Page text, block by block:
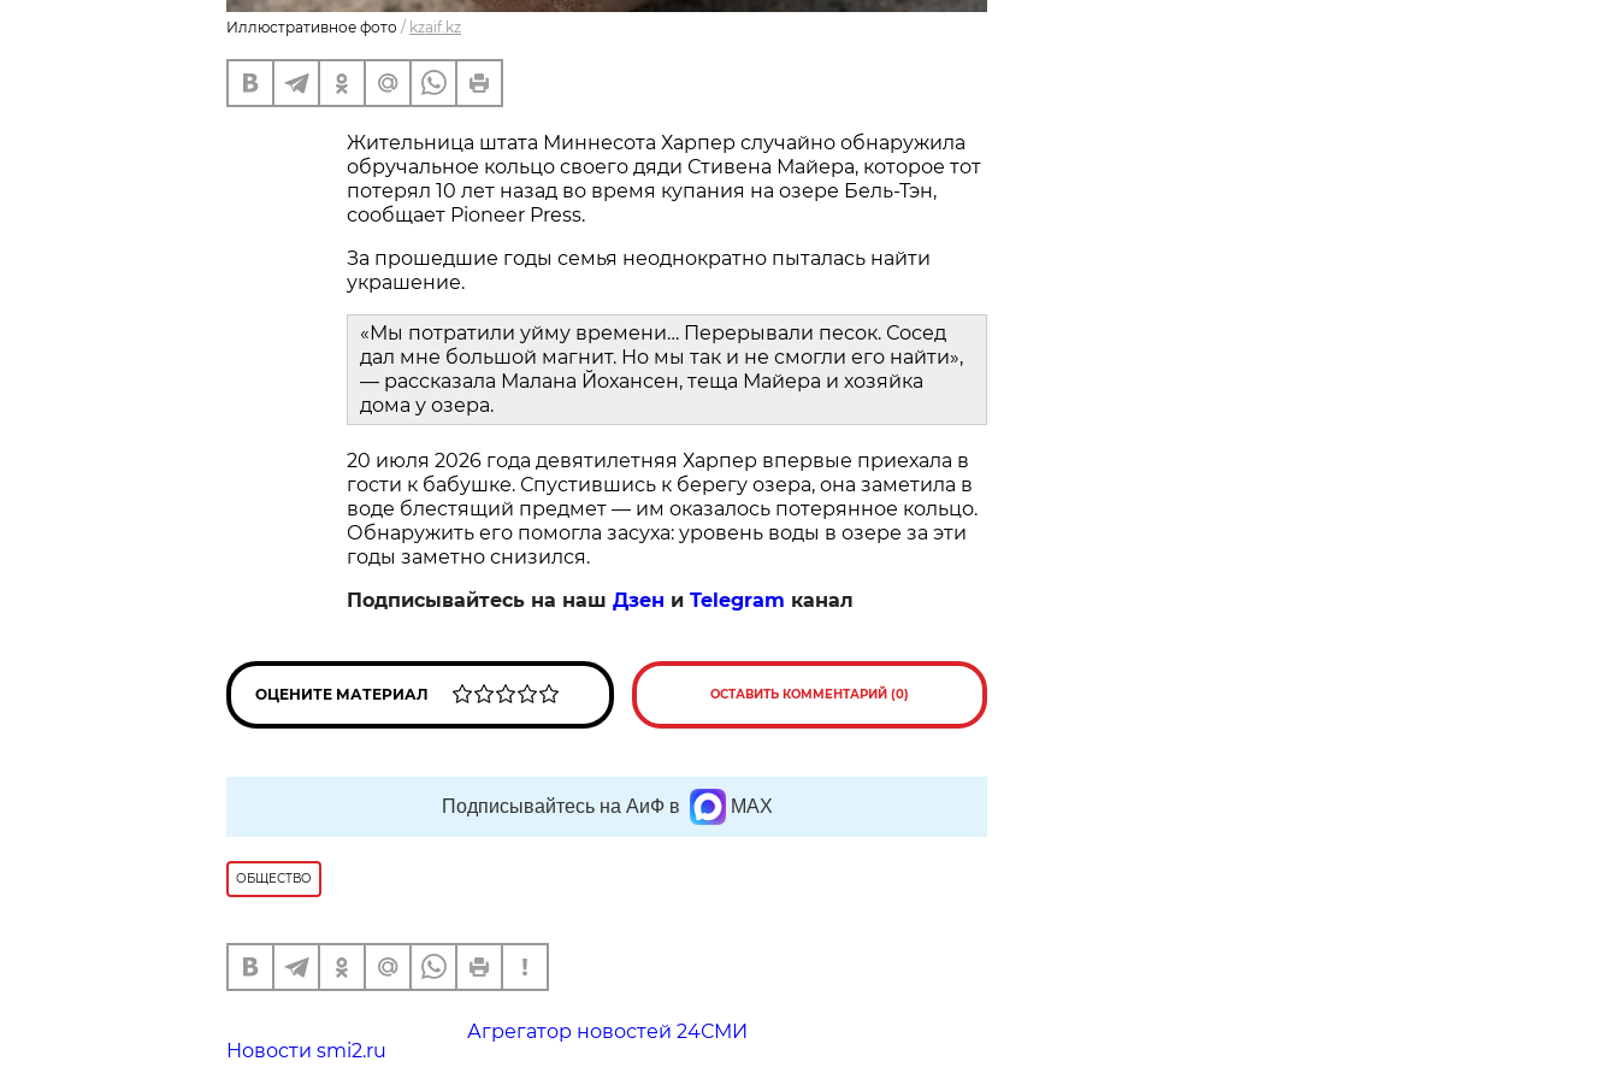
Иллюстративное фото / kzaif.kz
Жительница штата Миннесота Харпер случайно обнаружила
обручальное кольцо своего дяди Стивена Майера, которое тот
потерял 10 лет назад во время купания на озере Бель-Тэн,
сообщает Pioneer Press.
За прошедшие годы семья неоднократно пыталась найти
украшение.
«Мы потратили уйму времени… Перерывали песок. Сосед
дал мне большой магнит. Но мы так и не смогли его найти»,
— рассказала Малана Йохансен, теща Майера и хозяйка
дома у озера.
20 июля 2026 года девятилетняя Харпер впервые приехала в
гости к бабушке. Спустившись к берегу озера, она заметила в
воде блестящий предмет — им оказалось потерянное кольцо.
Обнаружить его помогла засуха: уровень воды в озере за эти
годы заметно снизился.
Подписывайтесь на наш Дзен и Telegram канал
ОЦЕНИТЕ МАТЕРИАЛ ОСТАВИТЬ КОММЕНТАРИЙ (0)
Подписывайтесь на АиФ в MAX
ОБЩЕСТВО
Агрегатор новостей 24СМИ
Новости smi2.ru